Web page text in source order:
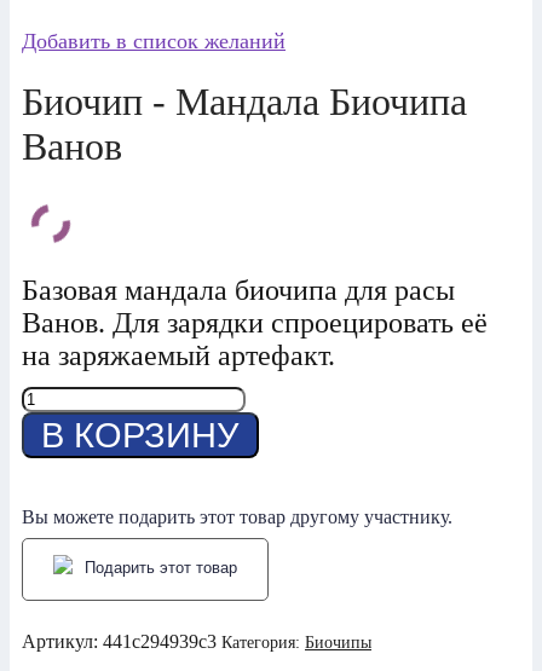
Добавить в список желаний
Биочип - Мандала Биочипа
Ванов
Базовая мандала биочипа для расы
Ванов. Для зарядки спроецировать её
на заряжаемый артефакт.
Количество
товара
Биочип
-
Биочипа
Ванов
В КОРЗИНУ
Вы можете подарить этот товар другому участнику.
Подарить этот товар
Артикул: 441c294939c3 Категория: Биочипы